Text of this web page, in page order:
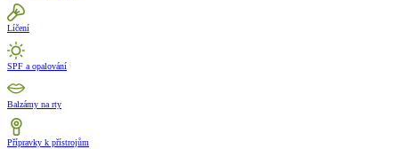
Líčení
SPF a opalování
Balzámy na rty
Přípravky k přístrojům